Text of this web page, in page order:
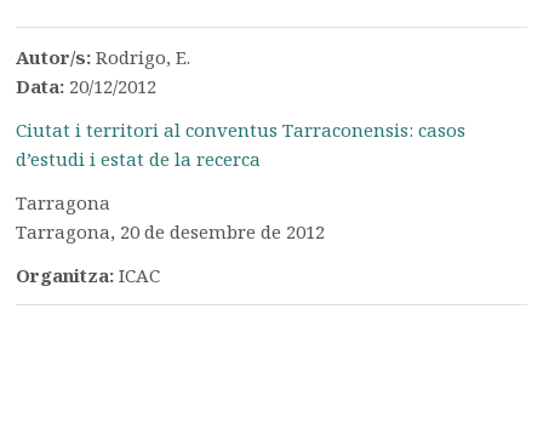
Autor/s:Rodrigo, E.
Data: 20/12/2012
Ciutat i territori al conventus Tarraconensis: casos
d’estudi i estat de la recerca
Tarragona
Tarragona, 20 de desembre de 2012
Organitza:ICAC